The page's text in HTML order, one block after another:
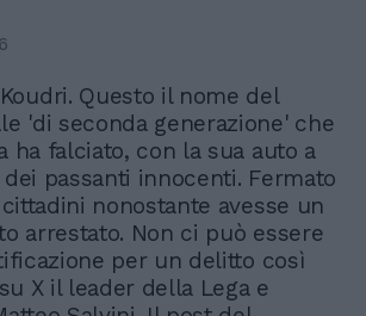
Questo il nome del
'di seconda generazione' che
ha falciato, con la sua auto a
passanti innocenti. Fermato
nonostante avesse un
arrestato. Non ci può essere
per un delitto così
X il leader della Lega e